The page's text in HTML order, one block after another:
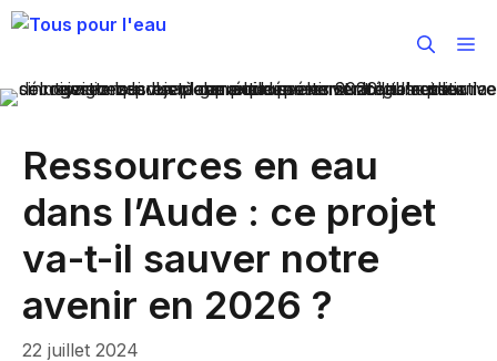
Aller
Ressources en eau
dans l’Aude : ce projet
va-t-il sauver notre
avenir en 2026 ?
22 juillet 2024